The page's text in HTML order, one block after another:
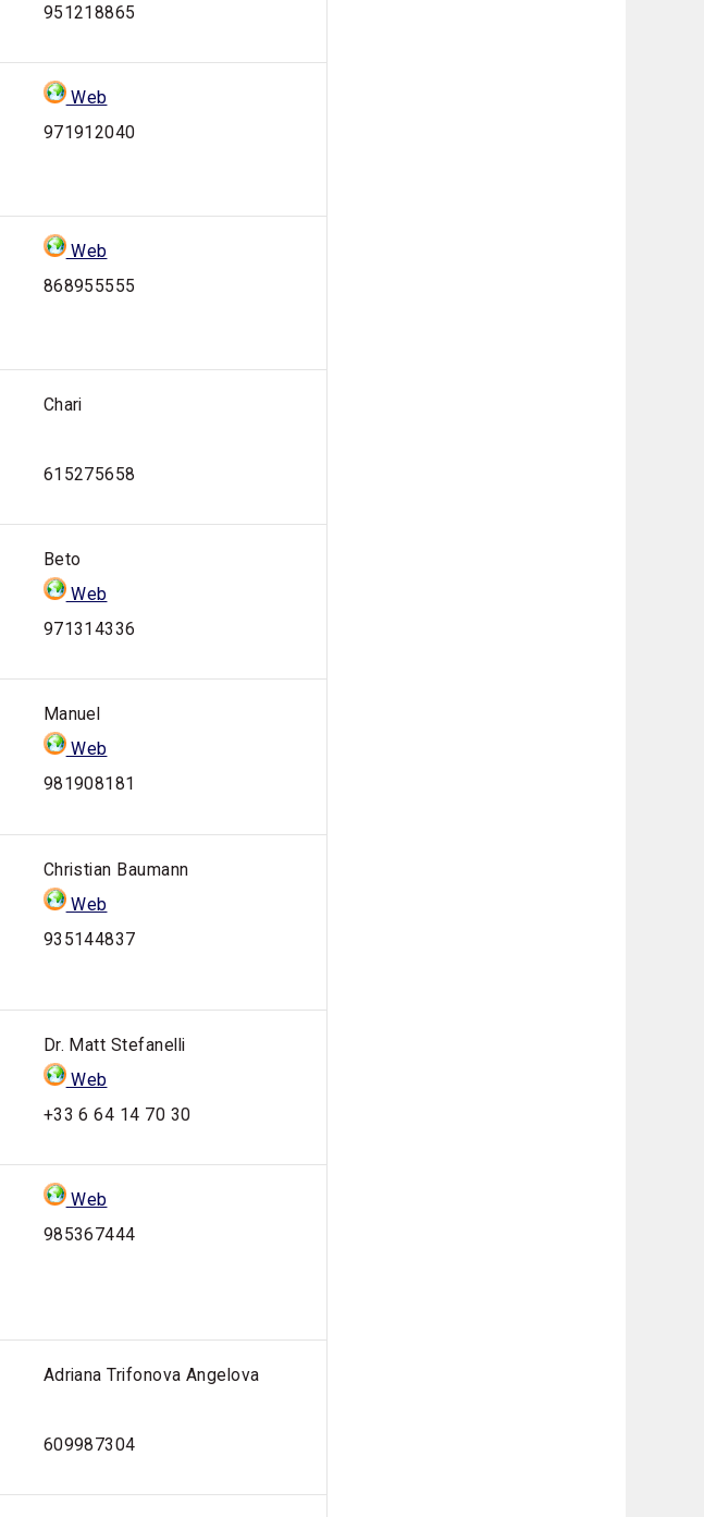
951218865
Web
971912040
Web
868955555
Chari
615275658
Beto
Web
971314336
Manuel
Web
981908181
Christian Baumann
Web
935144837
Dr. Matt Stefanelli
Web
+33 6 64 14 70 30
Web
985367444
Adriana Trifonova Angelova
609987304